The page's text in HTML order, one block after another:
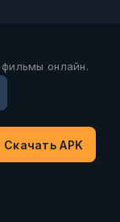
онлайн.
Скачать APK